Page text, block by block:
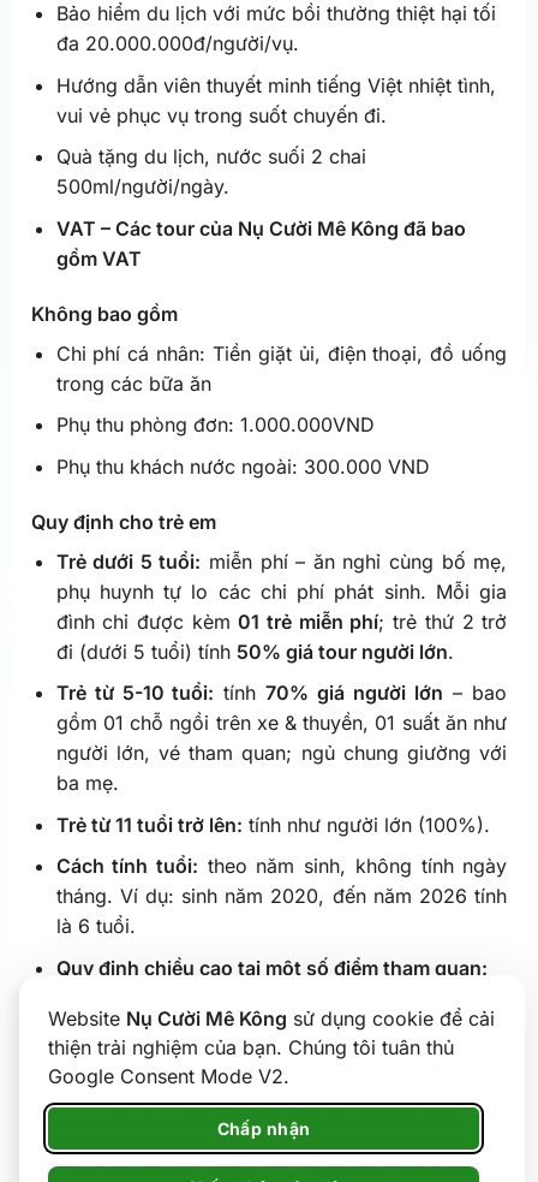
Website Nụ Cười Mê Kông sử dụng cookie để cải
thiện trải nghiệm của bạn. Chúng tôi tuân thủ
Google Consent Mode V2.
Chấp nhận
Bảo hiểm du lịch với mức bồi thường thiệt hại tối
đa 20.000.000đ/người/vụ.
Hướng dẫn viên thuyết minh tiếng Việt nhiệt tình,
vui vẻ phục vụ trong suốt chuyến đi.
Quà tặng du lịch, nước suối 2 chai
500ml/người/ngày.
VAT – Các tour của Nụ Cười Mê Kông đã bao
gồm VAT
Không bao gồm
Chi phí cá nhân: Tiền giặt ủi, điện thoại, đồ uống
trong các bữa ăn
Phụ thu phòng đơn: 1.000.000VND
Phụ thu khách nước ngoài: 300.000 VND
Quy định cho trẻ em
Trẻ dưới 5 tuổi: miễn phí – ăn nghỉ cùng bố mẹ,
phụ huynh tự lo các chi phí phát sinh. Mỗi gia
đình chỉ được kèm01 trẻ miễn phí; trẻ thứ 2 trở
đi (dưới 5 tuổi) tính 50% giá tour người lớn.
Trẻ từ 5-10 tuổi: tính70% giá người lớn – bao
gồm 01 chỗ ngồi trên xe & thuyền, 01 suất ăn như
người lớn, vé tham quan; ngủ chung giường với
ba mẹ.
Trẻ từ 11 tuổi trở lên: tính như người lớn (100%).
Cách tính tuổi: theo năm sinh, không tính ngày
tháng. Ví dụ: sinh năm 2020, đến năm 2026 tính
là 6 tuổi.
Quy định chiều cao tại một số điểm tham quan:
Dưới 1m: miễn phí vé vào cửa
Từ 1m đến dưới 1,3m: tính 75% giá vé
Từ 1,3m trở lên: tính như người lớn
Quý khách vui lòng cung cấp chiều cao trẻ em